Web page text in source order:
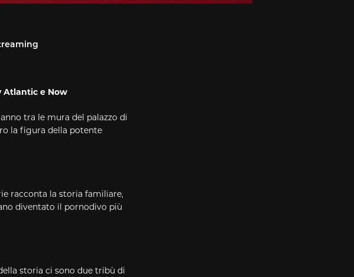
Atlantic e Now
tra le mura del palazzo di
la figura della potente
racconta la storia familiare,
diventato il pornodivo più
storia ci sono due tribù di